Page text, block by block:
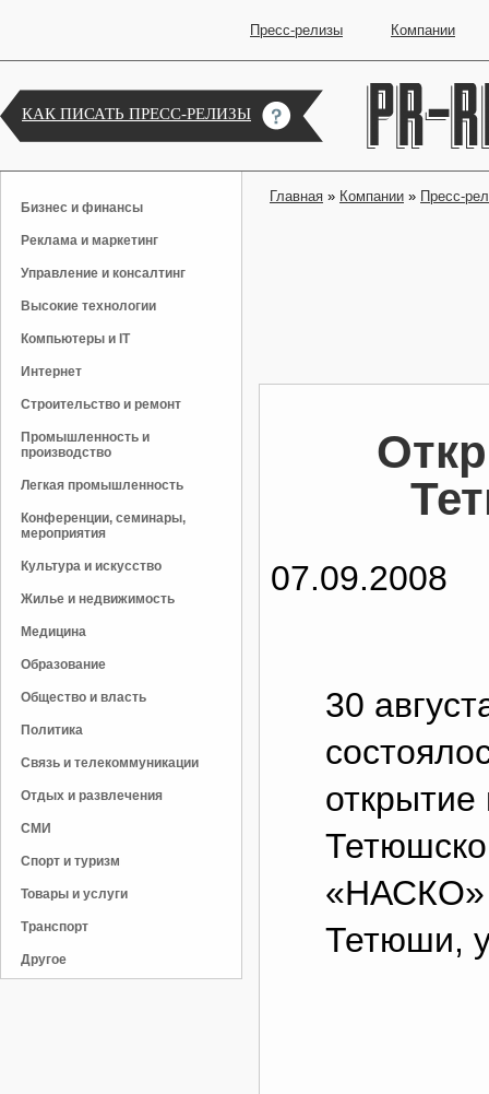
Пресс-релизы Компании
КАК ПИСАТЬ ПРЕСС-РЕЛИЗЫ
Бизнес и финансы
Реклама и маркетинг
Управление и консалтинг
Высокие технологии
Компьютеры и IT
Интернет
Строительство и ремонт
Промышленность и
производство
Легкая промышленность
Конференции, семинары,
мероприятия
Культура и искусство
Жилье и недвижимость
Медицина
Образование
Общество и власть
Политика
Связь и телекоммуникации
Отдых и развлечения
СМИ
Спорт и туризм
Товары и услуги
Транспорт
Другое
Главная » Компании » Пресс-
07.09.2008
30
«НАСКО»
Тетюши,